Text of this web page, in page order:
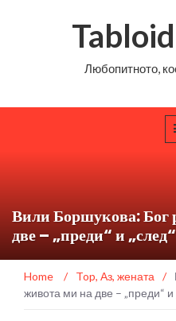
Любопитното,
Вили Боршукова: Бог
две – „преди“ и
Home / Top, Аз, жената /
живота ми на две – „преди“ и